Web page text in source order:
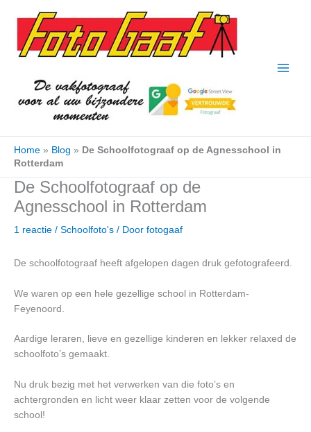
naar
inhoud
Home » Blog » De Schoolfotograaf op de Agnesschool in
Rotterdam
De Schoolfotograaf op de
Agnesschool in Rotterdam
1 reactie / Schoolfoto's / Door fotogaaf
De schoolfotograaf heeft afgelopen dagen druk gefotografeerd.
We waren op een hele gezellige school in Rotterdam-
Feyenoord.
Aardige leraren, lieve en gezellige kinderen en lekker relaxed de
schoolfoto’s gemaakt.
Nu druk bezig met het verwerken van die foto’s en
achtergronden en licht weer klaar zetten voor de volgende
school!